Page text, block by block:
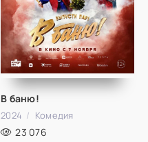
В баню!
2024 Комедия
23 076